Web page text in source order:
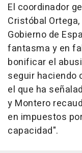
El coordinador
Cristóbal
Gobierno de
fantasma y en
bonificar el
seguir haciendo
el que ha
y Montero
en impuestos
capacidad".